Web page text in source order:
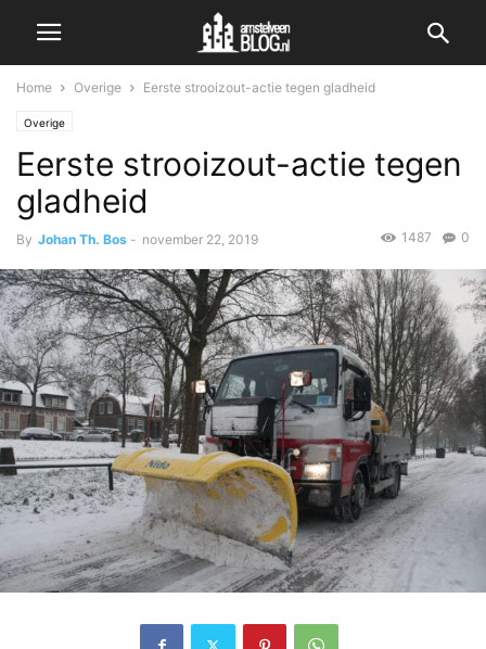
Home Overige Eerste strooizout-actie tegen gladheid
Overige
Eerste strooizout-actie tegen
gladheid
By Johan Th. Bos - november 22, 2019 0
1487